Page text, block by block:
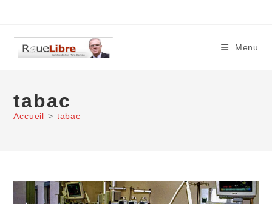
content
Menu
tabac
Accueil > tabac